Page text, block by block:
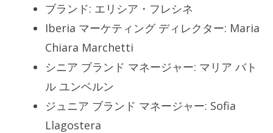
ブランド: エリシア・フレシネ
Iberia マーケティング ディレクター: Maria
Chiara Marchetti
シニア ブランド マネージャー: マリア バト
ル ユンベルン
ジュニア ブランド マネージャー: Sofia
Llagostera